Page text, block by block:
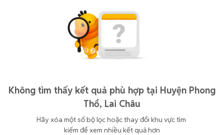
Không tìm thấy kết quả phù hợp tại Huyện Phong
Thổ, Lai Châu
Hãy xóa một số bộ lọc hoặc thay đổi khu vực tìm
kiếm để xem nhiều kết quả hơn